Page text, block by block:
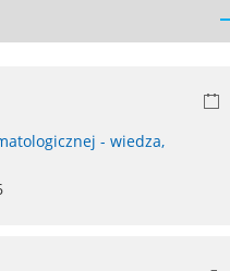
- wiedza,